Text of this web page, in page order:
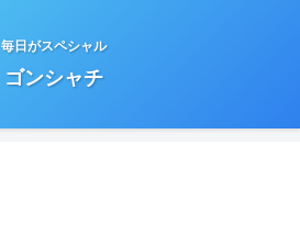
毎日がスペシャル
ゴンシャチ